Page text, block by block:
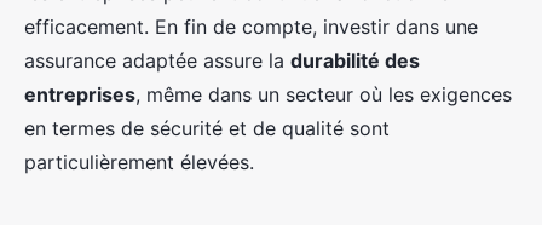
efficacement. En fin de compte, investir dans une
assurance adaptée assure la durabilité des
entreprises, même dans un secteur où les exigences
en termes de sécurité et de qualité sont
particulièrement élevées.